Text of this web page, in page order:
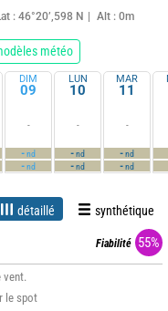
: 46°20’,598 N Alt : 0m
météo
DIM
09
-
-nd
-nd
LUN
10
-
-nd
-nd
MAR
11
-
-nd
-nd
détaillé synthétique
Fiabilité 55%
vent.
le spot